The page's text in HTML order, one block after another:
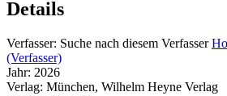
Details
Verfasser: Suche nach diesem Verfasser
(Verfasser)
Jahr: 2026
Verlag: München, Wilhelm Heyne Verlag